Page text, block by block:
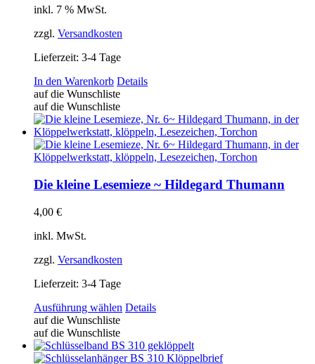
inkl. 7 % MwSt.
zzgl. Versandkosten
Lieferzeit: 3-4 Tage
In den Warenkorb Details
auf die Wunschliste
auf die Wunschliste
Die kleine Lesemieze ~ Hildegard Thumann
4,00 €
inkl. MwSt.
zzgl. Versandkosten
Lieferzeit: 3-4 Tage
Ausführung wählen Dieses
mehrere
Varianten
Details
auf die Wunschliste
auf die Wunschliste